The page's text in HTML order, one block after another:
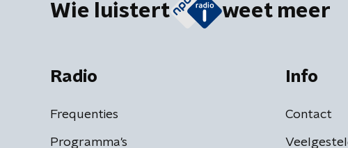
Wie luistert weet meer
Radio
Frequenties
Programma's
Info
Contact